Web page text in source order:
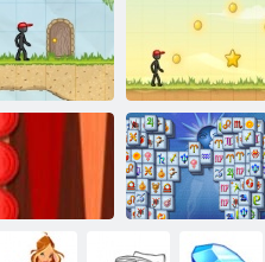
Creator szint 2 Level Editor 3